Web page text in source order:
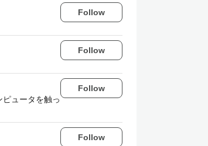
Follow
Follow
ュータを触っ
Follow
Follow